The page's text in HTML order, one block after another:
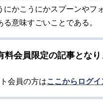
にかこうにかスプーンやフ
意味すごいことである。
料会員限定の記事となり
会員の方はここからログイ